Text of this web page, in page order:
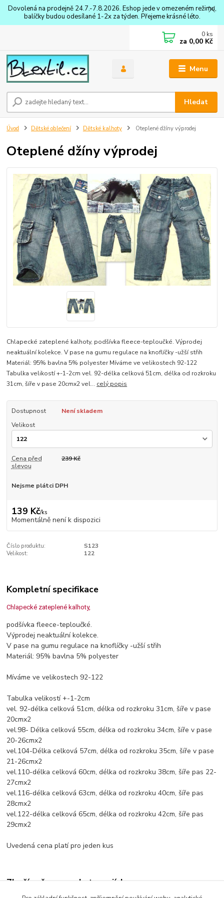
Dovolená na prodejně 24.7.-7.8.2026. Eshop jede v omezeném režimu,
balíčky budou odesílané 1-2x za týden. Přejeme krásné léto.
Menu
Hledat
0 ks
za 0,00 Kč
Úvod Dětské oblečení Dětské kalhoty Oteplené džíny výprodej
Oteplené džíny výprodej
Chlapecké zateplené kalhoty, podšívka fleece-teploučké. Výprodej
neaktuální kolekce. V pase na gumu regulace na knoflíčky -užší střih
Materiál: 95% bavlna 5% polyester Míváme ve velikostech 92-122
Tabulka velikostí +-1-2cm vel. 92-délka celková 51cm, délka od rozkroku
31cm, šíře v pase 20cmx2 vel... celý popis
Dostupnost
Není skladem
Velikost
Cena před
slevou
239 Kč
Nejsme plátci DPH
139 Kč/ks
Momentálně není k dispozici
Číslo produktu:
S123
Velikost:
122
Kompletní specifikace
Chlapecké zateplené kalhoty,
podšívka fleece-teploučké.
Výprodej neaktuální kolekce.
V pase na gumu regulace na knoflíčky -užší střih
Materiál: 95% bavlna 5% polyester
Míváme ve velikostech 92-122
Tabulka velikostí +-1-2cm
vel. 92-délka celková 51cm, délka od rozkroku 31cm, šíře v pase
20cmx2
vel.98- Délka celková 55cm, délka od rozkroku 34cm, šíře v pase
20-26cmx2
vel.104-Délka celková 57cm, délka od rozkroku 35cm, šíře v pase
21-26cmx2
vel.110-délka celková 60cm, délka od rozkroku 38cm, šíře pas 22-
27cmx2
vel.116-délka celková 63cm, délka od rozkroku 40cm, šíře pas
28cmx2
vel.122-délka celková 65cm, délka od rozkroku 42cm, šíře pas
29cmx2
Uvedená cena platí pro jeden kus
Zboží zařazeno v kategoriích